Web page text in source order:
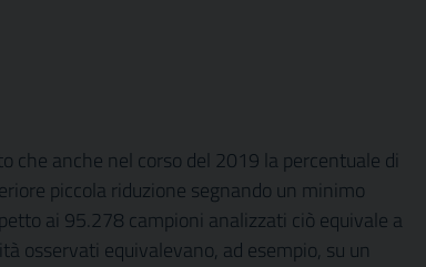
anche nel corso del 2019 la percentuale di
piccola riduzione segnando un minimo
ai 95.278 campioni analizzati ciò equivale a
osservati equivalevano, ad esempio, su un